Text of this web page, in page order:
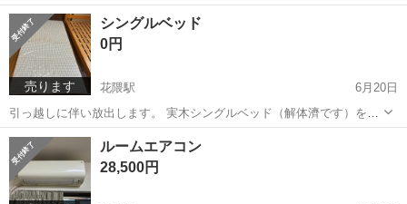
汚れていますが、気になる方はご遠慮下さい。 折りたたみベッド写真
の通りベッドの一部分にへこみはございますものの、横幅は60cmでご
ざいます。問題なく使用出来...
兵庫 神戸市 花隈駅 ベッド
売ります
シングルベッド
0円
花隈駅
6月20日
引っ越しに伴い放出します。 実木シングルベッド（解体濟です）を無
料でお譲りします。 ・シングルベッドフレーム約 （幅98cm × 奥行
202cm × 高さ60.5cm） 上記すべてまとめて引き取っていただける方
にのみ...
兵庫 神戸市
ルームエアコン
28,500円